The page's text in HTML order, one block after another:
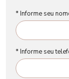
* Informe seu
* Informe seu